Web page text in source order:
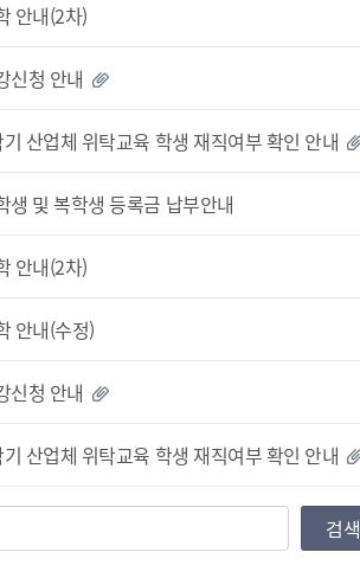
안내(2차)
신청 안내
산업체 위탁교육 학생 재직여부 확인 안내
및 복학생 등록금 납부안내
안내(2차)
안내(수정)
신청 안내
산업체 위탁교육 학생 재직여부 확인 안내
검색